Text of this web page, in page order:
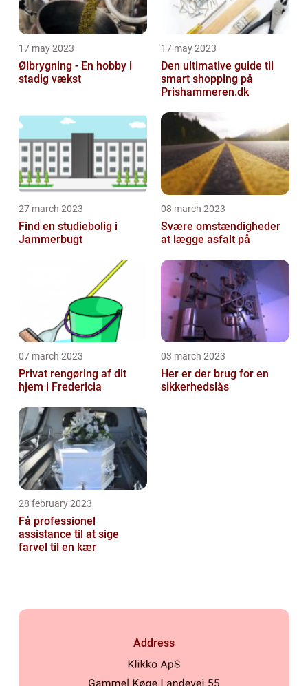
17 may 2023
Ølbrygning - En hobby i
stadig vækst
17 may 2023
Den ultimative guide til
smart shopping på
Prishammeren.dk
27 march 2023
Find en studiebolig i
Jammerbugt
08 march 2023
Svære omstændigheder
at lægge asfalt på
07 march 2023
Privat rengøring af dit
hjem i Fredericia
03 march 2023
Her er der brug for en
sikkerhedslås
28 february 2023
Få professionel
assistance til at sige
farvel til en kær
Address